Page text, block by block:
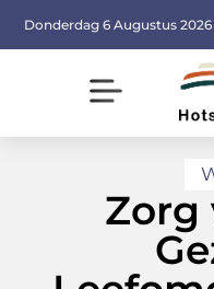
Donderdag 6 Augustus 2026
Zorg